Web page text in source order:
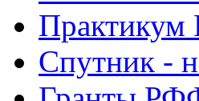
Практикум
Спутник -